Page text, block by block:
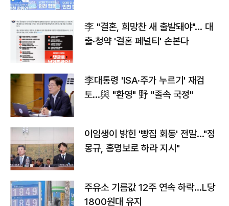
李 "결혼, 희망찬 새 출발돼야"… 대
출·청약 '결혼 페널티' 손본다
李대통령 'ISA·주가 누르기' 재검
토…與 "환영" 野 "졸속 국정"
이임생이 밝힌 '빵집 회동' 전말…"정
몽규, 홍명보로 하라 지시"
주유소 기름값 12주 연속 하락…L당
1800원대 유지